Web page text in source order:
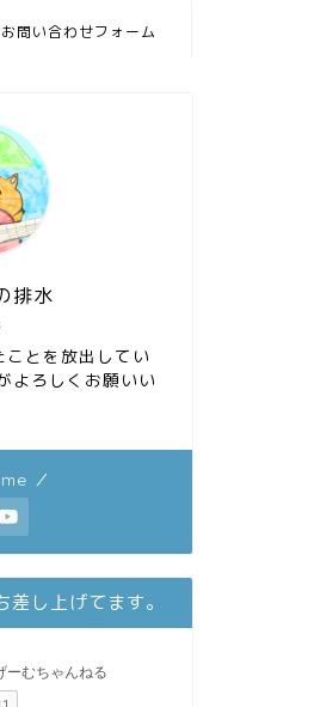
お問い合わせフォーム
排水
とを放出してい
よろしくお願いい
／
し上げてます。